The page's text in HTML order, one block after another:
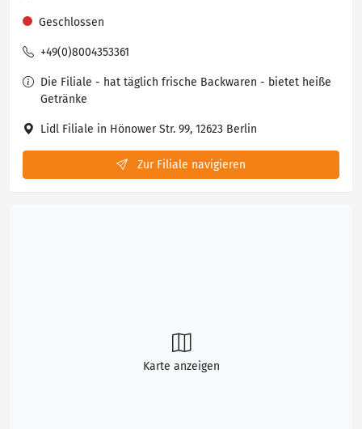
Geschlossen
+49(0)8004353361
Die Filiale - hat täglich frische Backwaren - bietet heiße
Getränke
Lidl Filiale in Hönower Str. 99, 12623 Berlin
Zur Filiale navigieren
Karte anzeigen